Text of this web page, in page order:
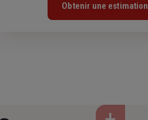
Obtenir une estimation